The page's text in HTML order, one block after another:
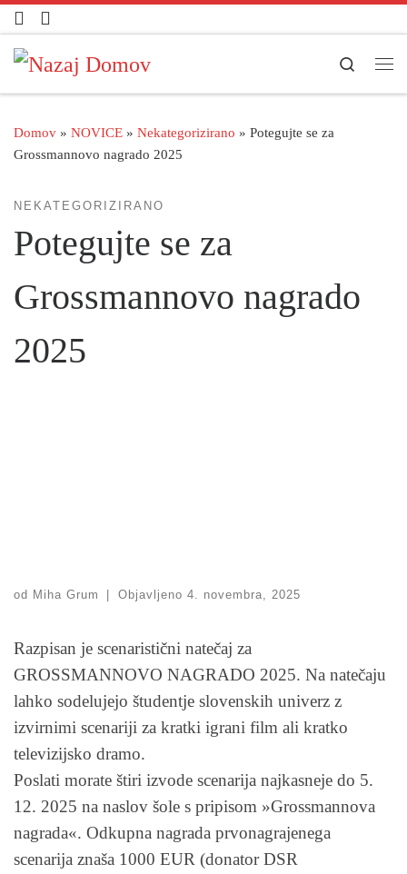
Skoči na vsebino
Search
Domov » NOVICE » Nekategorizirano » Potegujte se za
Grossmannovo nagrado 2025
NEKATEGORIZIRANO
Potegujte se za
Grossmannovo nagrado
2025
od Miha Grum | Objavljeno 4. novembra, 2025
Razpisan je scenaristični natečaj za
GROSSMANNOVO NAGRADO 2025. Na natečaju
lahko sodelujejo študentje slovenskih univerz z
izvirnimi scenariji za kratki igrani film ali kratko
televizijsko dramo.
Poslati morate štiri izvode scenarija najkasneje do 5.
12. 2025 na naslov šole s pripisom »Grossmannova
nagrada«. Odkupna nagrada prvonagrajenega
scenarija znaša 1000 EUR (donator DSR